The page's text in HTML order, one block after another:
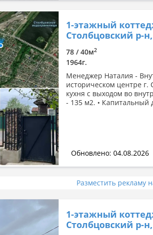
1-этажный
Столбцовский р-
78 / 40м2
1964г.
Менеджер Наталия -
историческом центре
кухня с выходом во
- 135 м2. • Капитальный
Обновлено: 04.08.2026
Разместить рекламу
1-этажный
Столбцовский р-